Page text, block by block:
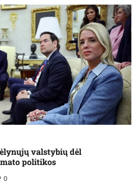
valstybių dėl
politikos
0